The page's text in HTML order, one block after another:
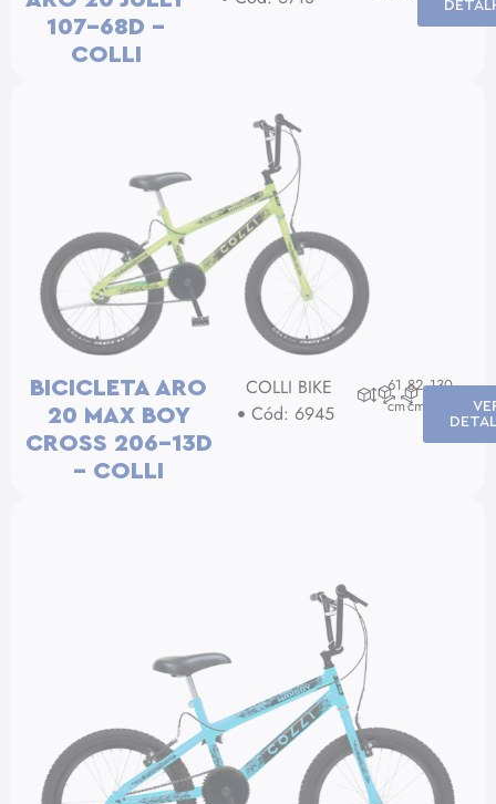
107-68D –
COLLI
BICICLETA ARO
20 MAX BOY
CROSS 206-13D
– COLLI
COLLI BIKE
Cód: 6945
61
cm
82
cm
130